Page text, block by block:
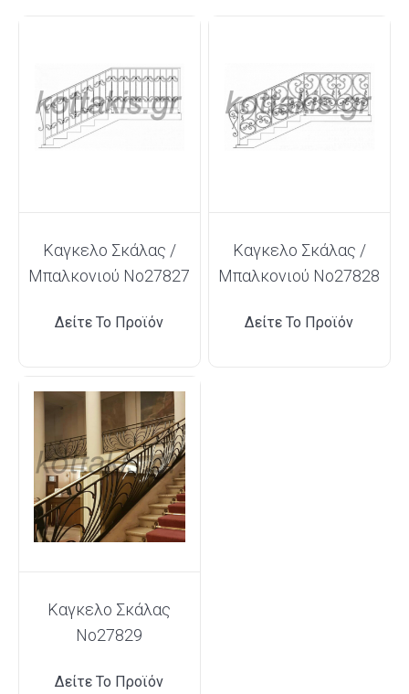
Καγκελο Σκάλας /
Μπαλκονιού Νο27827
Δείτε Το Προϊόν
Καγκελο Σκάλας /
Μπαλκονιού Νο27828
Δείτε Το Προϊόν
Καγκελο Σκάλας
Νο27829
Δείτε Το Προϊόν